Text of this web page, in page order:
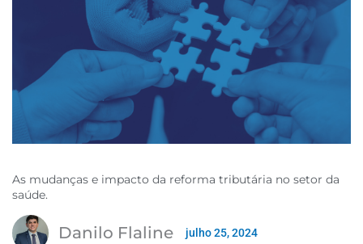
As mudanças e impacto da reforma tributária no setor da
saúde.
Danilo Flaline julho 25, 2024